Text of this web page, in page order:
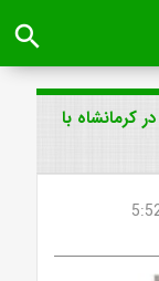
search
ذهنی ۸۹۲ نوزاد در کرمانشاه با